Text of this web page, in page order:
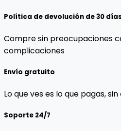
Política de devolución de 30 días
Compre sin preocupaciones
complicaciones
Envío gratuito
Lo que ves es lo que pagas,
Soporte 24/7